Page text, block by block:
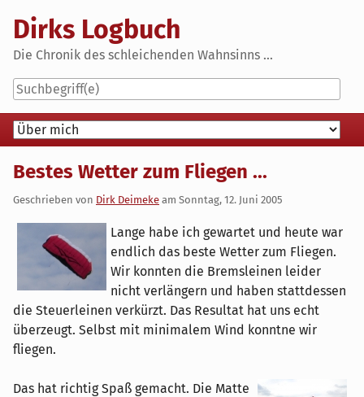
content
Dirks Logbuch
Die Chronik des schleichenden Wahnsinns ...
Navigation
Bestes Wetter zum Fliegen ...
Geschrieben von Dirk Deimeke am Sonntag, 12. Juni 2005
Lange habe ich gewartet und heute war
endlich das beste Wetter zum Fliegen.
Wir konnten die Bremsleinen leider
nicht verlängern und haben stattdessen
die Steuerleinen verkürzt. Das Resultat hat uns echt
überzeugt. Selbst mit minimalem Wind konntne wir
fliegen.
Das hat richtig Spaß gemacht. Die Matte